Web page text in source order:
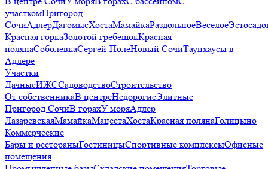
участкомПригород
СочиАдлерДагомысХостаМамайкаРаздольноеВеселое
Красная горкаЗолотой гребешокКрасная
полянаСоболевкаСергей-ПолеНовый СочиТаунхаусы в
Адлере
Участки
ДачныеИЖССадоводствоСтроительство
От собственникаВ центреНедорогиеЭлитные
Пригород СочиВ горахУ моряАдлер
ЛазаревскаяМамайкаМацестаХостаКрасная полянаГолицыно
Коммерческие
Бары и рестораныГостиницыСпортивные комплексыОфисные
помещения